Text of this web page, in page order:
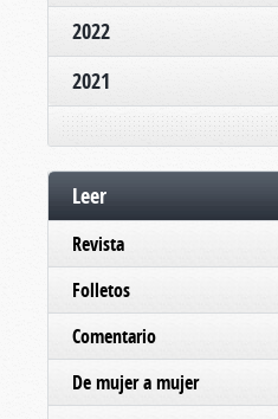
2022
2021
Leer
Revista
Folletos
Comentario
De mujer a mujer